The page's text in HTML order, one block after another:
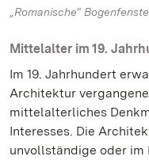
„Romanische“
Mittelalter im 19.
Im 19. Jahrhundert
Architektur
mittelalterliches
Interesses. Die
unvollständige oder im